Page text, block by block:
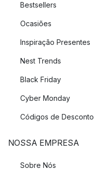
Bestsellers
Ocasiões
Inspiração Presentes
Nest Trends
Black Friday
Cyber Monday
Códigos de Desconto
NOSSA EMPRESA
Sobre Nós